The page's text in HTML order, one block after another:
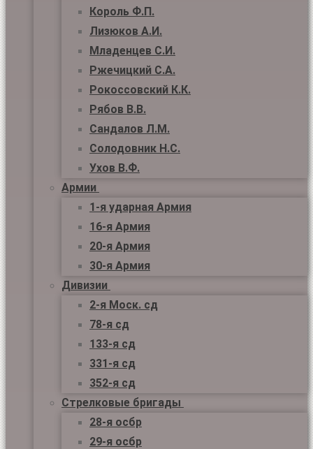
Король Ф.П.
Лизюков А.И.
Младенцев С.И.
Ржечицкий С.А.
Рокоссовский К.К.
Рябов В.В.
Сандалов Л.М.
Солодовник Н.С.
Ухов В.Ф.
Армии
1-я ударная Армия
16-я Армия
20-я Армия
30-я Армия
Дивизии
2-я Моск. сд
78-я сд
133-я сд
331-я сд
352-я сд
Стрелковые бригады
28-я осбр
29-я осбр